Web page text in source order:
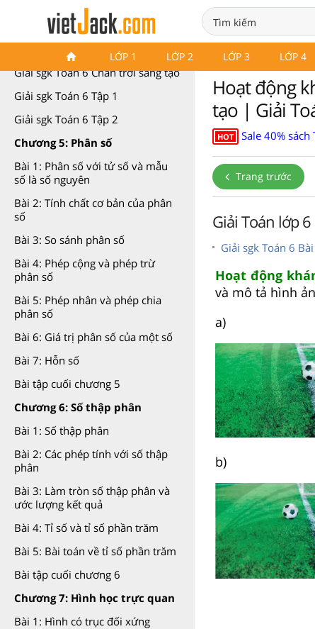
LỚP 1 LỚP 2 LỚP 3 LỚP 4
Toán 6 Chân trời sáng tạo
Giải sgk Toán 6 Chân trời sáng tạo
Giải sgk Toán 6 Tập 1
Giải sgk Toán 6 Tập 2
Chương 5: Phân số
Bài 1: Phân số với tử số và mẫu
số là số nguyên
Bài 2: Tính chất cơ bản của phân
số
Bài 3: So sánh phân số
Bài 4: Phép cộng và phép trừ
phân số
Bài 5: Phép nhân và phép chia
phân số
Bài 6: Giá trị phân số của một số
Bài 7: Hỗn số
Bài tập cuối chương 5
Chương 6: Số thập phân
Bài 1: Số thập phân
Bài 2: Các phép tính với số thập
phân
Bài 3: Làm tròn số thập phân và
ước lượng kết quả
Bài 4: Tỉ số và tỉ số phần trăm
Bài 5: Bài toán về tỉ số phần trăm
Bài tập cuối chương 6
Chương 7: Hình học trực quan
Bài 1: Hình có trục đối xứng
Hoạt động
tạo | Giải
HOT Sale 40%
Trang trước
Giải Toán lớp
Giải sgk Toán 6
Hoạt động
và mô tả hình
a)
b)